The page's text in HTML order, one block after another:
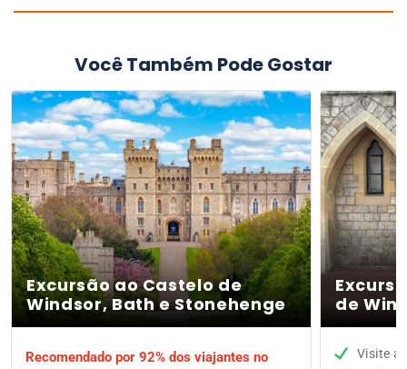
Você Também Pode Gostar
Excursão ao Castelo de
Windsor, Bath e Stonehenge
Recomendado por 92% dos viajantes no
de
Visite a